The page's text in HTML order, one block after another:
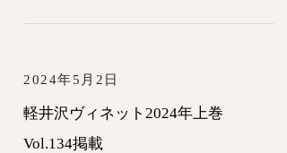
2024年5月2日
軽井沢ヴィネット2024年上巻
Vol.134掲載